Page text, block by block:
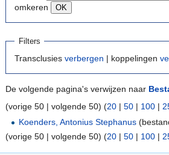
omkeren
Filters
Transclusies verbergen | koppelingen
De volgende pagina's verwijzen naar
(vorige 50 | volgende 50) (20 | 50 | 100 |
Koenders, Antonius Stephanus
(vorige 50 | volgende 50) (20 | 50 | 100 |